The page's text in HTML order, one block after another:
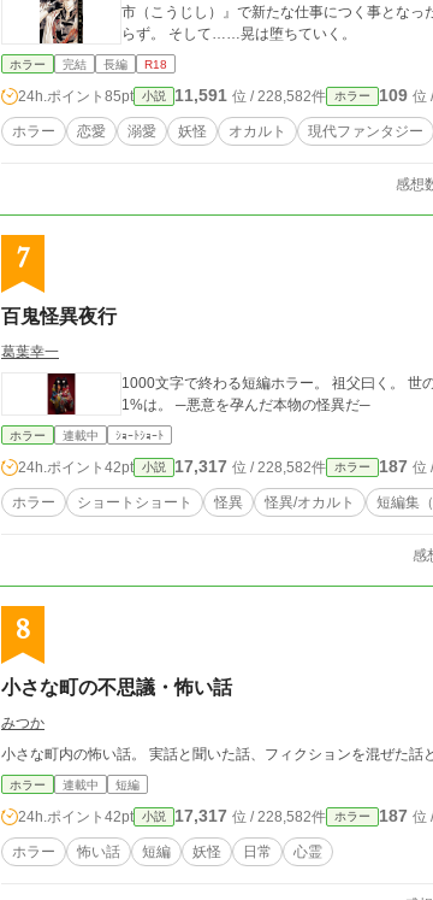
市（こうじし）』で新たな仕事につく事となった。 そこにいる多くの人間が殺人衝動を身の内に抱えている
らず。 そして……晃は堕ちていく。
ホラー 完結 長編 R18
24h.ポイント 85pt 小説 11,591 位 / 228,582件 ホラー 109 位
ホラー 恋愛 溺愛 妖怪 オカルト 現代ファンタジー
感想
7
百鬼怪異夜行
葛葉幸一
1000文字で終わる短編ホラー。 祖父曰く。 世の中の怪異なんてものは、99.9%科学で証明できる。 だがな。 0.0
1%は。 ─悪意を孕んだ本物の怪異だ─
ホラー 連載中 ｼｮｰﾄｼｮｰﾄ
24h.ポイント 42pt 小説 17,317 位 / 228,582件 ホラー 187 位
ホラー ショートショート 怪異 怪異/オカルト 短編集
感
8
小さな町の不思議・怖い話
みつか
小さな町内の怖い話。 実話と聞いた話、フィクションを混ぜた話
ホラー 連載中 短編
24h.ポイント 42pt 小説 17,317 位 / 228,582件 ホラー 187 位
ホラー 怖い話 短編 妖怪 日常 心霊